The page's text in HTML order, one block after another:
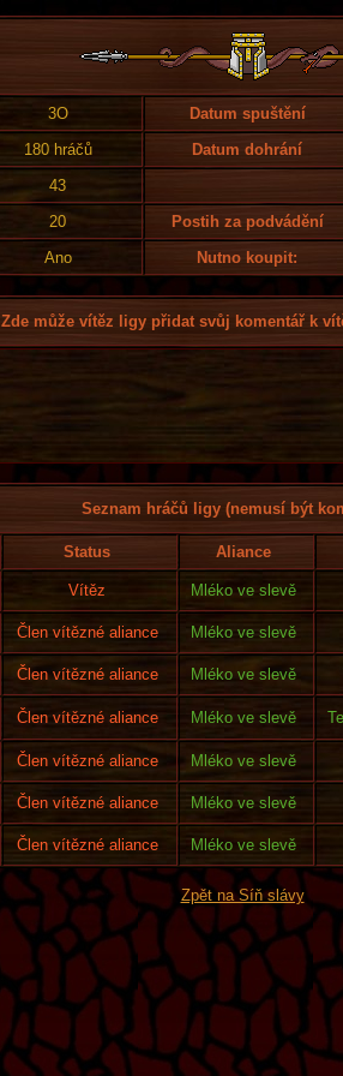
3O Datum spuštění
180 hráčů Datum dohrání
43
20 Postih za podvádění
Ano Nutno koupit:
Zde může vítěz ligy přidat svůj komentář k
Seznam hráčů ligy (nemusí být
Status Aliance
Vítěz Mléko ve slevě
Člen vítězné aliance Mléko ve slevě
Člen vítězné aliance Mléko ve slevě
Člen vítězné aliance Mléko ve slevě
Člen vítězné aliance Mléko ve slevě
Člen vítězné aliance Mléko ve slevě
Člen vítězné aliance Mléko ve slevě
Zpět na Síň slávy